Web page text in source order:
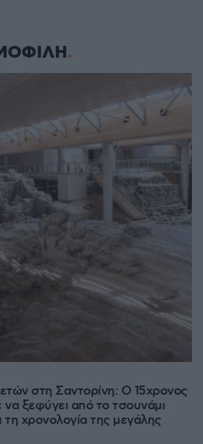
στη Σαντορίνη: Ο 15χρονος
ξεφύγει από το τσουνάμι
τη χρονολογία της μεγάλης